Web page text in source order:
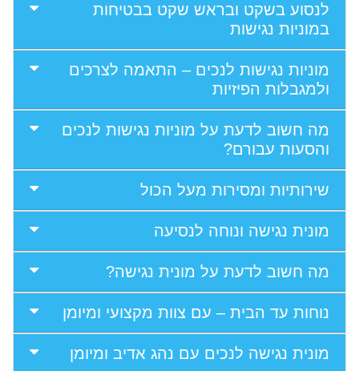
לנסוע בשקט ובראש שקט בבטיחות
במוניות נגישות
מוניות נגישות לנכים – התאמה לצרכים
ולמגבלות הפיזיות
מה חשוב לדעת על מוניות נגישות לנכים
והסעות עבורם?
שירותיות ומסירות מעל הכול
מונית נגישה ונוחה לנסיעה
מה חשוב לדעת על מונית נגישה?
נוחות עד הבית – עם צוות מקצועי ומיומן
מונית נגישה לנכים עם נהג אדיב ומיומן